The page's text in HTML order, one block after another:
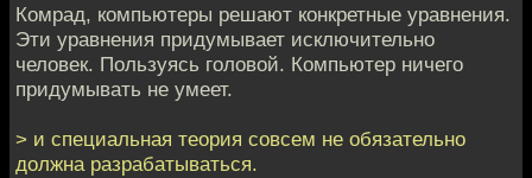
Комрад, компьютеры решают конкретные уравнения.
Эти уравнения придумывает исключительно
человек. Пользуясь головой. Компьютер ничего
придумывать не умеет.
> и специальная теория совсем не обязательно
должна разрабатываться.